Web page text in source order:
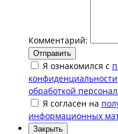
Комментарий:
Отправить
Я ознакомился с
конфиденциальности
обработкой
Я согласен на
информационных
Закрыть